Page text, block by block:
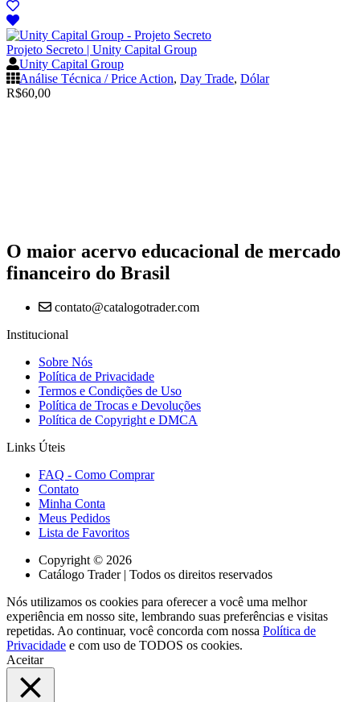
Projeto Secreto | Unity Capital Group
Unity Capital Group
Análise Técnica / Price Action, Day Trade, Dólar
R$60,00
O maior acervo educacional de mercado
financeiro do Brasil
contato@catalogotrader.com
Institucional
Sobre Nós
Política de Privacidade
Termos e Condições de Uso
Política de Trocas e Devoluções
Política de Copyright e DMCA
Links Úteis
FAQ - Como Comprar
Contato
Minha Conta
Meus Pedidos
Lista de Favoritos
Copyright © 2026
Catálogo Trader | Todos os direitos reservados
Nós utilizamos os cookies para oferecer a você uma melhor
experiência em nosso site, lembrando suas preferências e visitas
repetidas. Ao continuar, você concorda com nossa Política de
Privacidade e com uso de TODOS os cookies.
Aceitar